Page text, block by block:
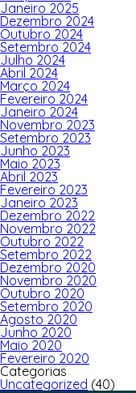
Janeiro 2025
Dezembro 2024
Outubro 2024
Setembro 2024
Julho 2024
Abril 2024
Março 2024
Fevereiro 2024
Janeiro 2024
Novembro 2023
Setembro 2023
Junho 2023
Maio 2023
Abril 2023
Fevereiro 2023
Janeiro 2023
Dezembro 2022
Novembro 2022
Outubro 2022
Setembro 2022
Dezembro 2020
Novembro 2020
Outubro 2020
Setembro 2020
Agosto 2020
Junho 2020
Maio 2020
Fevereiro 2020
Categorias
Uncategorized (40)